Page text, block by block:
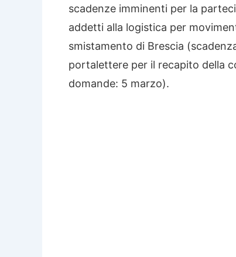
scadenze imminenti per la
addetti alla logistica per
smistamento di Brescia
portalettere per il recapito della
domande: 5 marzo).